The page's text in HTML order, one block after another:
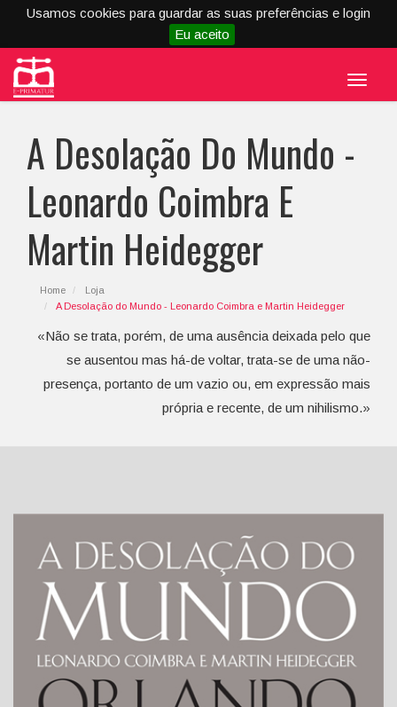
Usamos cookies para guardar as suas preferências e login
Eu aceito
Menu
A Desolação Do Mundo -
Leonardo Coimbra E
Martin Heidegger
Home
Loja
A Desolação do Mundo - Leonardo Coimbra e Martin Heidegger
«Não se trata, porém, de uma ausência deixada pelo que
se ausentou mas há-de voltar, trata-se de uma não-
presença, portanto de um vazio ou, em expressão mais
própria e recente, de um nihilismo.»